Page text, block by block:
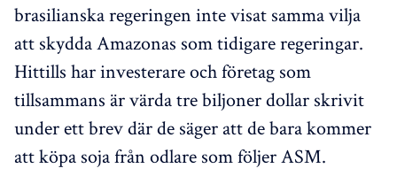
brasilianska regeringen inte visat samma vilja
att skydda Amazonas som tidigare regeringar.
Hittills har investerare och företag som
tillsammans är värda tre biljoner dollar skrivit
under ett brev där de säger att de bara kommer
att köpa soja från odlare som följer ASM.